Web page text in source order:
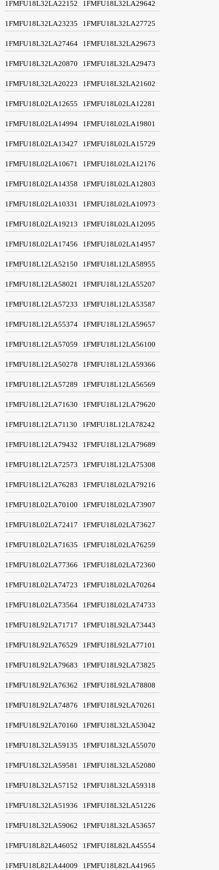
1FMFU18L32LA22152 1FMFU18L32LA29642
1FMFU18L32LA23235 1FMFU18L32LA27725
1FMFU18L32LA27464 1FMFU18L32LA29673
1FMFU18L32LA20870 1FMFU18L32LA29473
1FMFU18L32LA20223 1FMFU18L32LA21602
1FMFU18L02LA12655 1FMFU18L02LA12281
1FMFU18L02LA14994 1FMFU18L02LA19801
1FMFU18L02LA13427 1FMFU18L02LA15729
1FMFU18L02LA10671 1FMFU18L02LA12176
1FMFU18L02LA14358 1FMFU18L02LA12803
1FMFU18L02LA10331 1FMFU18L02LA10973
1FMFU18L02LA19213 1FMFU18L02LA12095
1FMFU18L02LA17456 1FMFU18L02LA14957
1FMFU18L12LA52150 1FMFU18L12LA58955
1FMFU18L12LA58021 1FMFU18L12LA55207
1FMFU18L12LA57233 1FMFU18L12LA53587
1FMFU18L12LA55374 1FMFU18L12LA59657
1FMFU18L12LA57059 1FMFU18L12LA56100
1FMFU18L12LA50278 1FMFU18L12LA59366
1FMFU18L12LA57289 1FMFU18L12LA56569
1FMFU18L12LA71630 1FMFU18L12LA79620
1FMFU18L12LA71130 1FMFU18L12LA78242
1FMFU18L12LA79432 1FMFU18L12LA79689
1FMFU18L12LA72573 1FMFU18L12LA75308
1FMFU18L12LA76283 1FMFU18L02LA79216
1FMFU18L02LA70100 1FMFU18L02LA73907
1FMFU18L02LA72417 1FMFU18L02LA73627
1FMFU18L02LA71635 1FMFU18L02LA76259
1FMFU18L02LA77366 1FMFU18L02LA72360
1FMFU18L02LA74723 1FMFU18L02LA70264
1FMFU18L02LA73564 1FMFU18L02LA74733
1FMFU18L92LA71717 1FMFU18L92LA73443
1FMFU18L92LA76529 1FMFU18L92LA77101
1FMFU18L92LA79683 1FMFU18L92LA73825
1FMFU18L92LA76362 1FMFU18L92LA78808
1FMFU18L92LA74876 1FMFU18L92LA70261
1FMFU18L92LA70160 1FMFU18L32LA53042
1FMFU18L32LA59135 1FMFU18L32LA55070
1FMFU18L32LA59581 1FMFU18L32LA52080
1FMFU18L32LA57152 1FMFU18L32LA59318
1FMFU18L32LA51936 1FMFU18L32LA51226
1FMFU18L32LA59062 1FMFU18L32LA53657
1FMFU18L82LA46052 1FMFU18L82LA45554
1FMFU18L82LA44009 1FMFU18L82LA41965